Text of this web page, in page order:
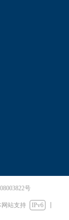
号
网站支持
IPv6